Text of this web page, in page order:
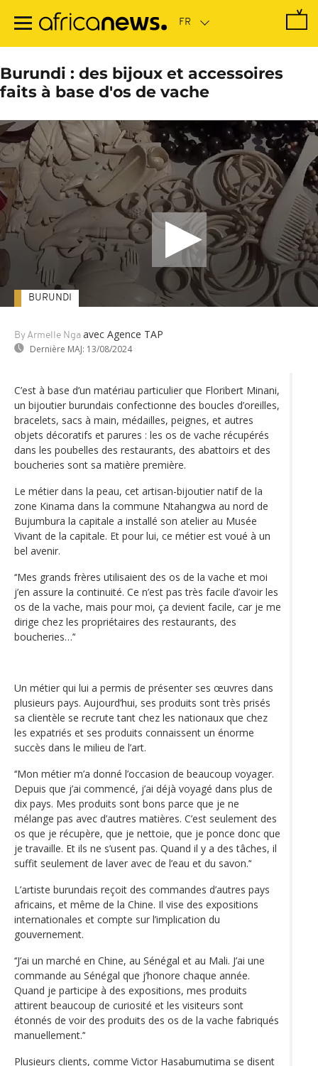
contenu
Burundi : des bijoux et accessoires
faits à base d'os de vache
By Armelle Nga avec Agence TAP
Dernière MAJ: 13/08/2024
BURUNDI
C’est à base d’un matériau particulier que Floribert Minani,
un bijoutier burundais confectionne des boucles d’oreilles,
bracelets, sacs à main, médailles, peignes, et autres
objets décoratifs et parures : les os de vache récupérés
dans les poubelles des restaurants, des abattoirs et des
boucheries sont sa matière première.
Le métier dans la peau, cet artisan-bijoutier natif de la
zone Kinama dans la commune Ntahangwa au nord de
Bujumbura la capitale a installé son atelier au Musée
Vivant de la capitale. Et pour lui, ce métier est voué à un
bel avenir.
‘‘Mes grands frères utilisaient des os de la vache et moi
j’en assure la continuité. Ce n’est pas très facile d’avoir les
os de la vache, mais pour moi, ça devient facile, car je me
dirige chez les propriétaires des restaurants, des
boucheries…’‘
Un métier qui lui a permis de présenter ses œuvres dans
plusieurs pays. Aujourd’hui, ses produits sont très prisés
sa clientèle se recrute tant chez les nationaux que chez
les expatriés et ses produits connaissent un énorme
succès dans le milieu de l’art.
‘‘Mon métier m’a donné l’occasion de beaucoup voyager.
Depuis que j’ai commencé, j’ai déjà voyagé dans plus de
dix pays. Mes produits sont bons parce que je ne
mélange pas avec d’autres matières. C’est seulement des
os que je récupère, que je nettoie, que je ponce donc que
je travaille. Et ils ne s’usent pas. Quand il y a des tâches, il
suffit seulement de laver avec de l’eau et du savon.’‘
L’artiste burundais reçoit des commandes d’autres pays
africains, et même de la Chine. Il vise des expositions
internationales et compte sur l’implication du
gouvernement.
‘‘J’ai un marché en Chine, au Sénégal et au Mali. J’ai une
commande au Sénégal que j’honore chaque année.
Quand je participe à des expositions, mes produits
attirent beaucoup de curiosité et les visiteurs sont
étonnés de voir des produits des os de la vache fabriqués
manuellement.’‘
Plusieurs clients, comme Victor Hasabumutima se disent